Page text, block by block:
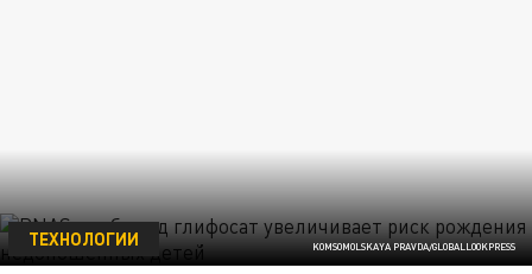
KOMSOMOLSKAYA PRAVDA/GLOBALLOOKPRESS
ТЕХНОЛОГИИ